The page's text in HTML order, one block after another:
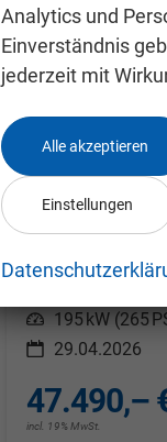
Skoda Octavia
RS 2.0 TSI 7-
unverbindliche
24994295
Leistung 195 kW (265
29.04.2026
47.490,–
incl. 19% MwSt.
Analytics und
Einverständnis
jederzeit mit
Alle akzeptieren
Einstellungen